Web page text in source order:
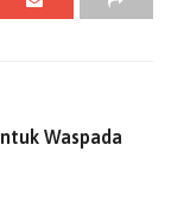
lanjut. Ia
meminum
di UGD.
Waspada